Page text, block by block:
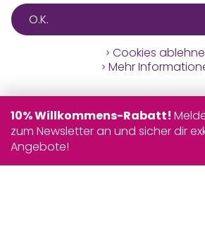
O.K.
Cookies
Mehr
10% Willkommens-Rabatt!
zum Newsletter an und sicher dir
Angebote!